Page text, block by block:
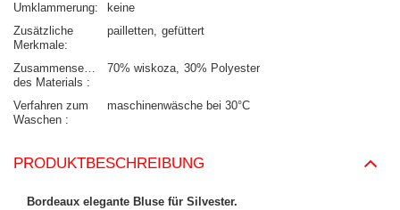
Umklammerung
keine
Zusätzliche
Merkmale
pailletten gefüttert
Zusammensetzung
des Materials
70% wiskoza 30% Polyester
Verfahren zum
Waschen
maschinenwäsche bei 30°C
PRODUKTBESCHREIBUNG
Bordeaux elegante Bluse für Silvester.